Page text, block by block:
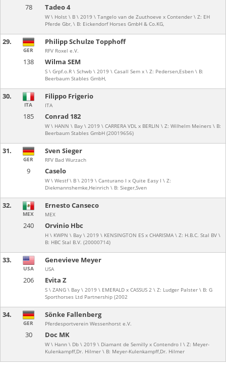
78 Tadeo 4
W \ Holst \ B \ 2019 \ Tangelo van de Zuuthoeve x Contender \ Z: EH
Pferde Gbr, \ B: Eickendorf Horses GmbH & Co.KG,
29.
138 Wilma SEM
S \ Grpf.o.R \ Schwb \ 2019 \ Casall Sem x \ Z: Pedersen,Esben \ B:
Beerbaum Stables GmbH,
GER
Philipp Schulze Topphoff
RFV Roxel e.V.
30.
185 Conrad 182
W \ HANN \ Bay \ 2019 \ CARRERA VDL x BERLIN \ Z: Wilhelm Meiners \ B:
Beerbaum Stables GmbH (20019656)
ITA
Filippo Frigerio
ITA
31.
9 Caselo
W \ Westf \ B \ 2019 \ Canturano I x Quite Easy I \ Z:
Diekmannshemke,Heinrich \ B: Sieger,Sven
GER
Sven Sieger
RFV Bad Wurzach
32.
240 Orvinio Hbc
H \ KWPN \ Bay \ 2019 \ KENSINGTON ES x CHARISMA \ Z: H.B.C. Stal BV \
B: HBC Stal B.V. (20000714)
MEX
Ernesto Canseco
MEX
33.
206 Evita Z
S \ ZANG \ Bay \ 2019 \ EMERALD x CASSUS 2 \ Z: Ludger Palster \ B: G
Sporthorses Ltd Partnership (2002
USA
Genevieve Meyer
USA
34.
30 Doc MK
W \ Hann \ Db \ 2019 \ Diamant de Semilly x Contendro I \ Z: Meyer-
Kulenkampff,Dr. Hilmer \ B: Meyer-Kulenkampff,Dr. Hilmer
GER
Sönke Fallenberg
Pferdesportverein Wessenhorst e.V.